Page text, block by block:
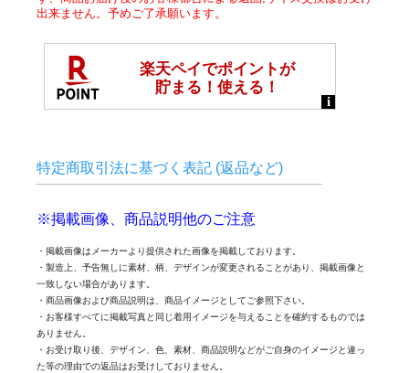
出来ません。予めご了承願います。
特定商取引法に基づく表記 (返品など)
※掲載画像、商品説明他のご注意
・掲載画像はメーカーより提供された画像を掲載しております。
・製造上、予告無しに素材、柄、デザインが変更されることがあり、掲載画像と
一致しない場合があります。
・商品画像および商品説明は、商品イメージとしてご参照下さい。
・お客様すべてに掲載写真と同じ着用イメージを与えることを確約するものでは
ありません。
・お受け取り後、デザイン、色、素材、商品説明などがご自身のイメージと違っ
た等の理由での返品はお受けしておりません。